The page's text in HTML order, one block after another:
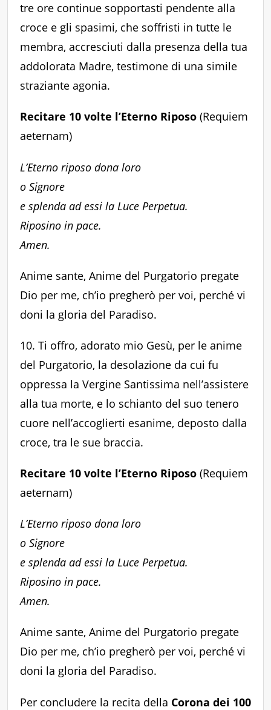
tre ore continue sopportasti pendente alla
croce e gli spasimi, che soffristi in tutte le
membra, accresciuti dalla presenza della tua
addolorata Madre, testimone di una simile
straziante agonia.
Recitare 10 volte l’Eterno Riposo (Requiem
aeternam)
L’Eterno riposo dona loro
o Signore
e splenda ad essi la Luce Perpetua.
Riposino in pace.
Amen.
Anime sante, Anime del Purgatorio pregate
Dio per me, ch’io pregherò per voi, perché vi
doni la gloria del Paradiso.
10. Ti offro, adorato mio Gesù, per le anime
del Purgatorio, la desolazione da cui fu
oppressa la Vergine Santissima nell’assistere
alla tua morte, e lo schianto del suo tenero
cuore nell’accoglierti esanime, deposto dalla
croce, tra le sue braccia.
Recitare 10 volte l’Eterno Riposo (Requiem
aeternam)
L’Eterno riposo dona loro
o Signore
e splenda ad essi la Luce Perpetua.
Riposino in pace.
Amen.
Anime sante, Anime del Purgatorio pregate
Dio per me, ch’io pregherò per voi, perché vi
doni la gloria del Paradiso.
Per concludere la recita della Corona dei 100